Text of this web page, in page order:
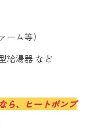
ム等）
給湯器 など
ら、ヒートポンプ